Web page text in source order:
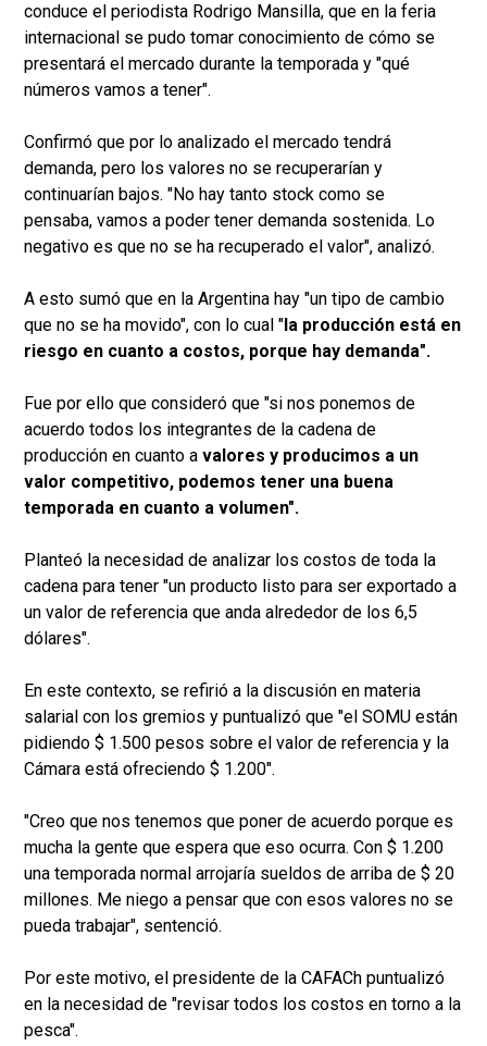
conduce el periodista Rodrigo Mansilla, que en la feria
internacional se pudo tomar conocimiento de cómo se
presentará el mercado durante la temporada y "qué
números vamos a tener".
Confirmó que por lo analizado el mercado tendrá
demanda, pero los valores no se recuperarían y
continuarían bajos. "No hay tanto stock como se
pensaba, vamos a poder tener demanda sostenida. Lo
negativo es que no se ha recuperado el valor", analizó.
A esto sumó que en la Argentina hay "un tipo de cambio
que no se ha movido", con lo cual " la producción está en
riesgo en cuanto a costos, porque hay demanda".
Fue por ello que consideró que "si nos ponemos de
acuerdo todos los integrantes de la cadena de
producción en cuanto a valores y producimos a un
valor competitivo, podemos tener una buena
temporada en cuanto a volumen".
Planteó la necesidad de analizar los costos de toda la
cadena para tener "un producto listo para ser exportado a
un valor de referencia que anda alrededor de los 6,5
dólares".
En este contexto, se refirió a la discusión en materia
salarial con los gremios y puntualizó que "el SOMU están
pidiendo $ 1.500 pesos sobre el valor de referencia y la
Cámara está ofreciendo $ 1.200".
"Creo que nos tenemos que poner de acuerdo porque es
mucha la gente que espera que eso ocurra. Con $ 1.200
una temporada normal arrojaría sueldos de arriba de $ 20
millones. Me niego a pensar que con esos valores no se
pueda trabajar", sentenció.
Por este motivo, el presidente de la CAFACh puntualizó
en la necesidad de "revisar todos los costos en torno a la
pesca".